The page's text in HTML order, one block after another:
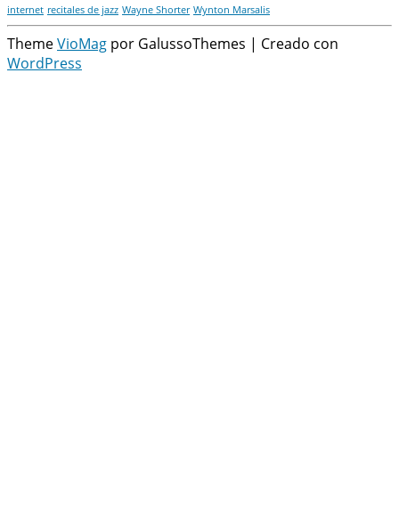
internet recitales de jazz Wayne Shorter Wynton Marsalis
ThemeVioMag por GalussoThemes | Creado con
WordPress